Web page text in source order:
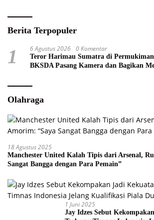
Berita Terpopuler
1 6 Agustus 2026 0 Komentar
Teror Harimau Sumatra di
BKSDA Pasang Kamera dan Bagikan
Olahraga
18 Agustus 2025
Manchester United Kalah Tipis dari Arsenal,
Sangat Bangga dengan Para Pemain”
1 Juni 2025
Jay Idzes Sebut